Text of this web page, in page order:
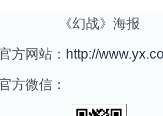
《幻战》海报
网站： http://
微信：